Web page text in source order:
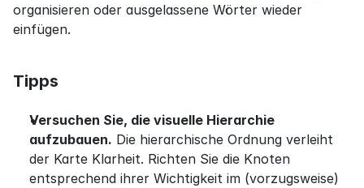
organisieren oder ausgelassene Wörter wieder
einfügen.
Tipps
Versuchen Sie, die visuelle Hierarchie
aufzubauen. Die hierarchische Ordnung verleiht
der Karte Klarheit. Richten Sie die Knoten
entsprechend ihrer Wichtigkeit im (vorzugsweise)